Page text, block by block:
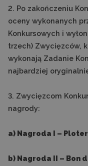
2. Po zakończeniu
oceny wykonanych
Konkursowych i
trzech) Zwycięzców,
wykonają Zadanie
najbardziej
3. Zwycięzcom
nagrody:
a) Nagroda I –
b) Nagroda II – Bon